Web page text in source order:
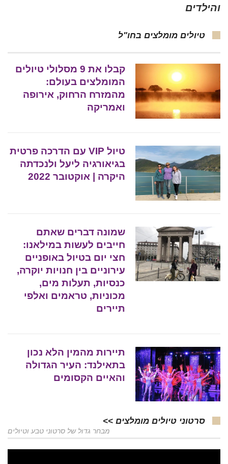
והילדים
טיולים מומלצים בחו"ל
קבלו את 9 מסלולי טיולים
המומלצים בעולם:
מהמזרח הרחוק, אירופה
ואמריקה
טיול VIP עם הדרכה פרטית
בגיאורגיה ליעל ולנכדתה
היקרה | אוקטובר 2022
שמונה דברים שאתם
חייבים לעשות במילאנו:
חצי יום בטיול באופניים
עירוניים בין חנויות יוקרה,
כנסיות, תעלות מים,
מכוניות, טראמים ואלפי
תיירים
תיירות מהמין הלא נכון
בתאילנד: העיר הגדולה
והאיים הקסומים
סרטוני טיולים מומלצים >>
מבחר גדול של סרטוני טבע וטיולים